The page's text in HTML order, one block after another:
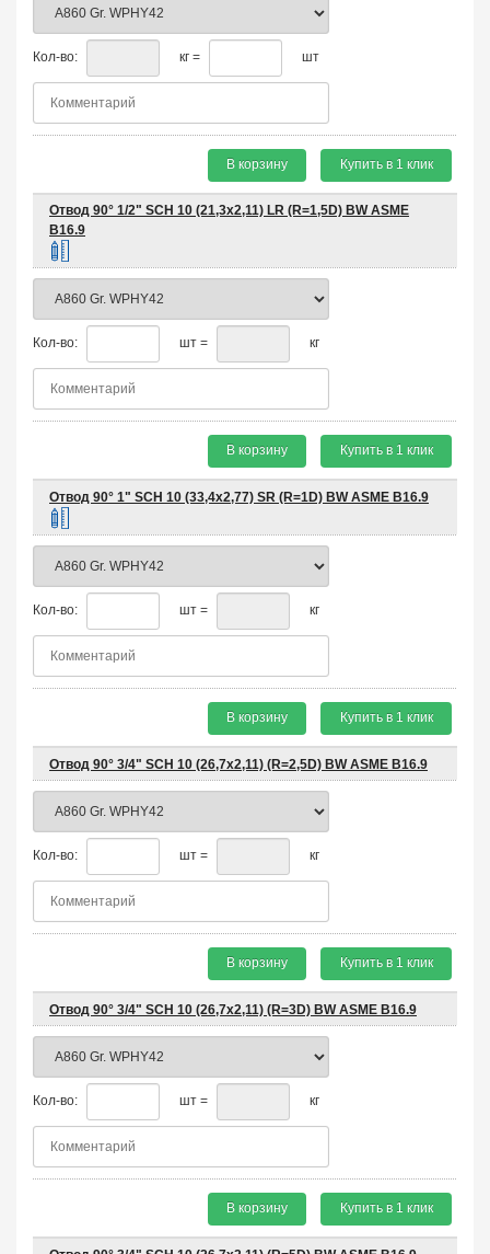
Кол-во: кг = шт
В корзину Купить в 1 клик
Отвод 90° 1/2" SCH 10 (21,3х2,11) LR (R=1,5D) BW ASME
B16.9
Кол-во: шт = кг
В корзину Купить в 1 клик
Отвод 90° 1" SCH 10 (33,4х2,77) SR (R=1D) BW ASME B16.9
Кол-во: шт = кг
В корзину Купить в 1 клик
Отвод 90° 3/4" SCH 10 (26,7х2,11) (R=2,5D) BW ASME B16.9
Кол-во: шт = кг
В корзину Купить в 1 клик
Отвод 90° 3/4" SCH 10 (26,7х2,11) (R=3D) BW ASME B16.9
Кол-во: шт = кг
В корзину Купить в 1 клик